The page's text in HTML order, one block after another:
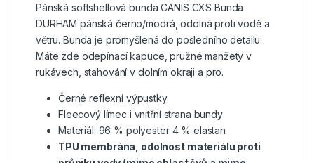
Pánská softshellová bunda CANIS CXS Bunda
DURHAM pánská černo/modrá, odolná proti vodě a
větru. Bunda je promyšlená do posledního detailu.
Máte zde odepínací kapuce, pružné manžety v
rukávech, stahování v dolním okraji a pro.
Černé reflexní výpustky
Fleecový límec i vnitřní strana bundy
Materiál: 96 % polyester 4 % elastan
TPU membrána, odolnost materiálu proti